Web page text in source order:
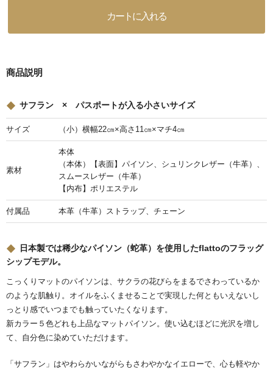
商品説明
サフラン × パスポートが入る小さいサイズ
サイズ （小）横幅22㎝×高さ11㎝×マチ4㎝
素材
本体
（本体）【表面】パイソン、シュリンクレザー（牛革）、
スムースレザー（牛革）
【内布】ポリエステル
付属品 本革（牛革）ストラップ、チェーン
日本製では稀少なパイソン（蛇革）を使用したflattoのフラッグ
シップモデル。
こっくりマットのパイソンは、サクラの花びらをまるでさわっているか
のような肌触り。オイルをふくませることで実現した何ともいえないし
っとり感でいつまでも触っていたくなります。
新カラー５色どれも上品なマットパイソン。使い込むほどに光沢を増し
て、自分色に染めていただけます。
「サフラン」はやわらかいながらもさわやかなイエローで、心も軽やか